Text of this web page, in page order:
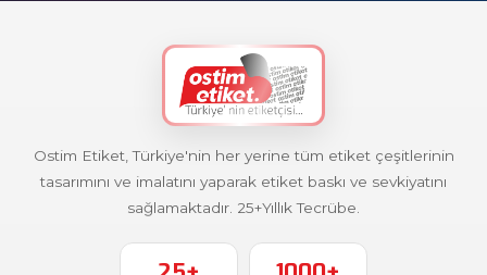
Ostim Etiket, Türkiye'nin her yerine tüm etiket çeşitlerinin
tasarımını ve imalatını yaparak etiket baskı ve sevkiyatını
sağlamaktadır. 25+Yıllık Tecrübe.